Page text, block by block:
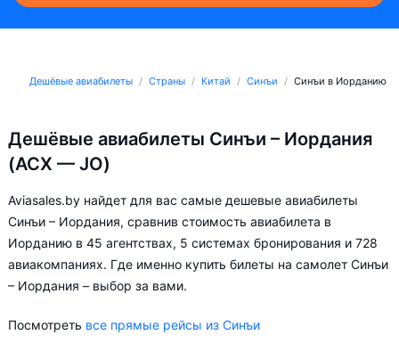
Дешёвые авиабилеты Страны Китай Синъи Синъи в Иорданию
Дешёвые авиабилеты Синъи – Иордания
(ACX — JO)
Aviasales.by найдет для вас самые дешевые авиабилеты
Синъи – Иордания, сравнив стоимость авиабилета в
Иорданию в 45 агентствах, 5 системах бронирования и 728
авиакомпаниях. Где именно купить билеты на самолет Синъи
– Иордания – выбор за вами.
Посмотреть все прямые рейсы из Синъи